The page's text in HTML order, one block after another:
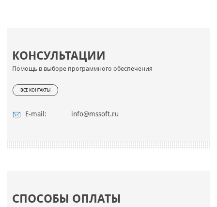
КОНСУЛЬТАЦИИ
Помощь в выборе программного обеспечения
ВСЕ КОНТАКТЫ
E-mail: info@mssoft.ru
СПОСОБЫ ОПЛАТЫ